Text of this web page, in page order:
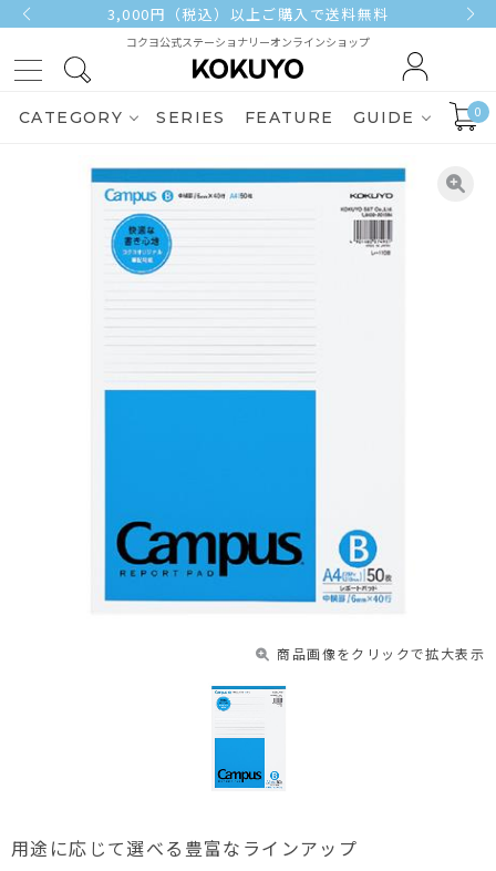
3,000円（税込）以上ご購入で送料無料
コクヨ公式ステーショナリーオンラインショップ
CATEGORY SERIES FEATURE GUIDE 0
商品画像をクリックで拡大表示
用途に応じて選べる豊富なラインアップ